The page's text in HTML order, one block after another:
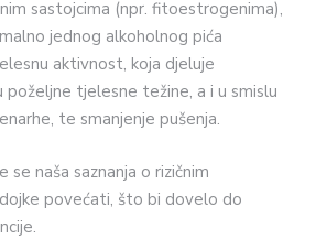
sastojcima (npr. fitoestrogenima),
jednog alkoholnog pića
aktivnost, koja djeluje
poželjne tjelesne težine, a i u smislu
te smanjenje pušenja.
se naša saznanja o rizičnim
povećati, što bi dovelo do